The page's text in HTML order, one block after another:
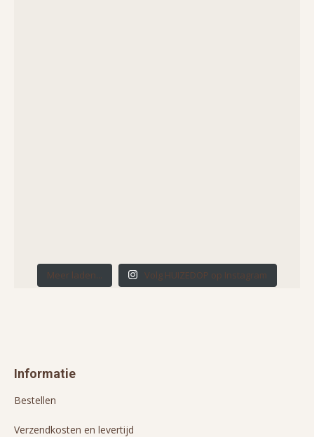
Meer laden... Volg HUIZEDOP op Instagram
Informatie
Bestellen
Verzendkosten en levertijd